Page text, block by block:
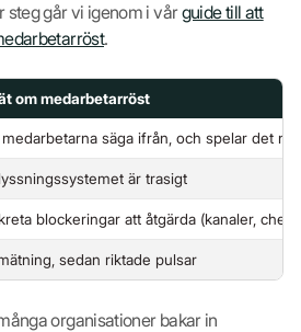
steg går vi igenom i vårguide till att
.
om medarbetarröst
medarbetarna säga ifrån, och spelar det
är trasigt
blockeringar att åtgärda (kanaler,
sedan riktade pulsar
organisationer bakar in